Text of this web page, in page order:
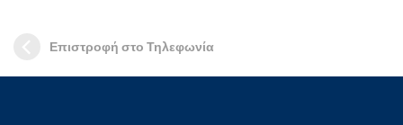
Επιστροφή στο Τηλεφωνία